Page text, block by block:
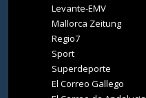
Levante-EMV
Mallorca Zeitung
Regio7
Sport
Superdeporte
El Correo Gallego